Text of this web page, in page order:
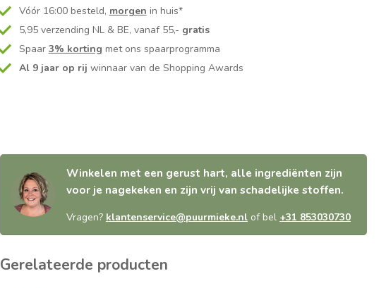
Vóór 16:00 besteld, morgen in huis*
5,95 verzending NL & BE, vanaf 55,- gratis
Spaar 3% korting met ons spaarprogramma
Al 9 jaar op rij winnaar van de Shopping Awards
Winkelen met een gerust hart, alle ingrediënten zijn
voor je nagekeken en zijn vrij van schadelijke stoffen.
Vragen? klantenservice@puurmieke.nl of bel +31 853030730
Gerelateerde producten